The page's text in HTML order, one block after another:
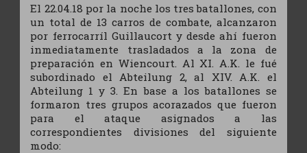
El 22.04.18 por la noche los tres batallones, con
un total de 13 carros de combate, alcanzaron
por ferrocarríl Guillaucort y desde ahí fueron
inmediatamente trasladados a la zona de
preparación en Wiencourt. Al XI. A.K. le fué
subordinado el Abteilung 2, al XIV. A.K. el
Abteilung 1 y 3. En base a los batallones se
formaron tres grupos acorazados que fueron
para el ataque asignados a las
correspondientes divisiones del siguiente
modo: